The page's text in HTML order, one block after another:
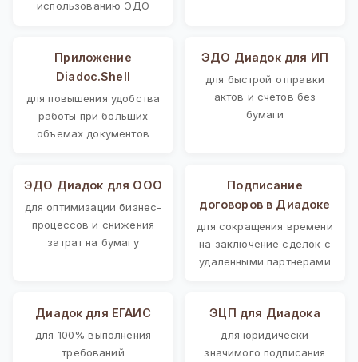
использованию ЭДО
Приложение
Diadoc.Shell
для повышения удобства
работы при больших
объемах документов
ЭДО Диадок для ИП
для быстрой отправки
актов и счетов без
бумаги
ЭДО Диадок для ООО
для оптимизации бизнес-
процессов и снижения
затрат на бумагу
Подписание
договоров в Диадоке
для сокращения времени
на заключение сделок с
удаленными партнерами
Диадок для ЕГАИС
для 100% выполнения
требований
ЭЦП для Диадока
для юридически
значимого подписания